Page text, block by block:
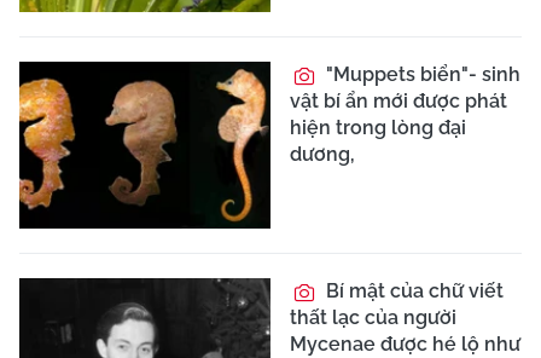
"Muppets biển"- sinh
vật bí ẩn mới được phát
hiện trong lòng đại
dương,
Bí mật của chữ viết
thất lạc của người
Mycenae được hé lộ như